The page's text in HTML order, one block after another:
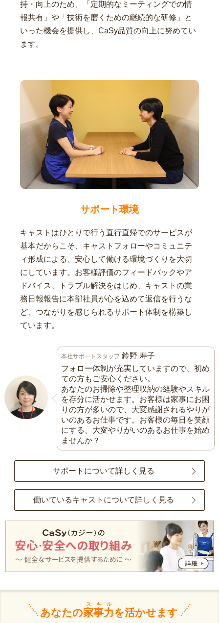
持・向上のため、「定期的なミーティングでの情
報共有」や「技術を磨くための継続的な研修」と
いった機会を提供し、CaSy品質の向上に努めてい
ます。
サポート環境
キャストはひとりで行う直行直帰でのサービスが
基本だからこそ、キャストフォローやコミュニテ
ィ形成による、安心して働ける環境づくりを大切
にしています。お客様評価のフィードバックやア
ドバイス、トラブル解決をはじめ、キャストの業
務日報報告に本部社員が心を込めて返信を行うな
ど、つながりを感じられるサポート体制を構築し
ています。
本社サポートスタッフ 鈴野 寿子
フォロー体制が充実していますので、初め
ての方もご安心ください。
あなたのお掃除や整理収納の経験やスキル
を存分に活かせます。お客様は家事にお困
りの方が多いので、大変感謝されるやりが
いのあるお仕事です。お客様の毎日を笑顔
にする、大変やりがいのあるお仕事を始め
ませんか？
サポートについて詳しく見る
働いているキャストについて詳しく見る
あなたの家事力
スキル
を活かせます